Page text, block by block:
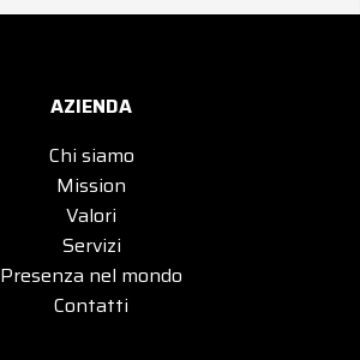
AZIENDA
Chi siamo
Mission
Valori
Servizi
Presenza nel mondo
Contatti